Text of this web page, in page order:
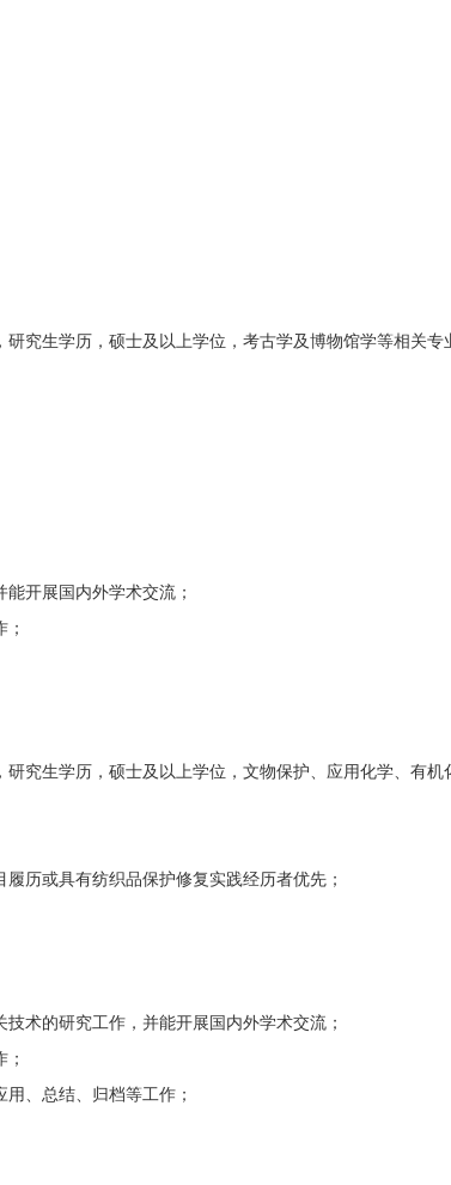
究生学历，硕士及以上学位，考古学及博物馆学等相关专
开展国内外学术交流；
究生学历，硕士及以上学位，文物保护、应用化学、有
或具有纺织品保护修复实践经历者优先；
的研究工作，并能开展国内外学术交流；
、总结、归档等工作；